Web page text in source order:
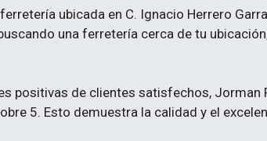
ubicada en C. Ignacio Herrero
una ferretería cerca de tu
positivas de clientes satisfechos, Jorman
5. Esto demuestra la calidad y el